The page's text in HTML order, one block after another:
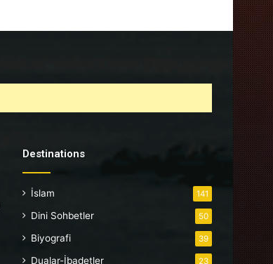
Destinations
İslam 141
Dini Sohbetler 50
Biyografi 39
Dualar-İbadetler 23